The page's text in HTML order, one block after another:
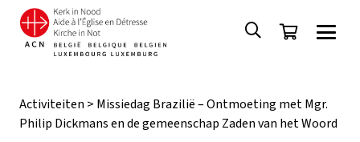
Activiteiten > Missiedag Brazilië – Ontmoeting met Mgr.
Philip Dickmans en de gemeenschap Zaden van het Woord